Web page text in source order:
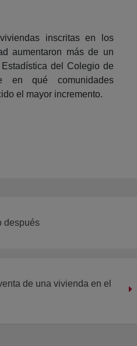
inscritas en los
aumentaron más de un
del Colegio de
en qué comunidades
el mayor incremento.
después
de una vivienda en el